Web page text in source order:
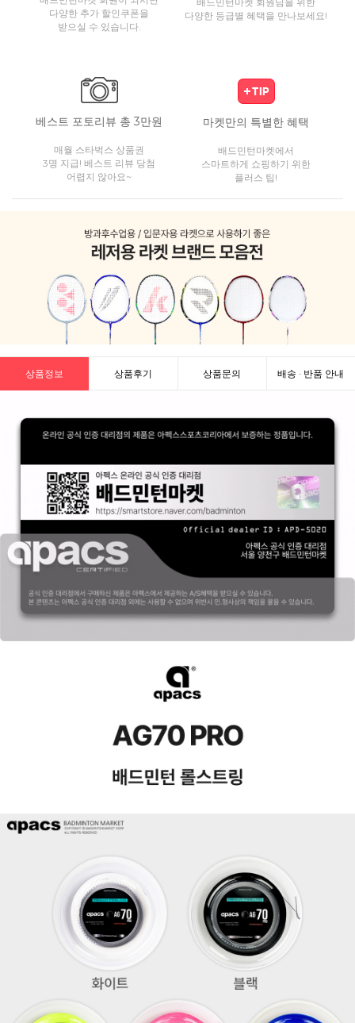
다양한 추가 할인쿠폰을
받으실 수 있습니다.
다양한 등급별 혜택을 만나보세요!
베스트 포토리뷰 총 3만원
매월 스타벅스 상품권
3명 지급! 베스트 리뷰 당첨
어렵지 않아요~
마켓만의 특별한 혜택
배드민턴마켓에서
스마트하게 쇼핑하기 위한
플러스 팁!
상품정보 상품후기 상품문의 배송 · 반품 안내